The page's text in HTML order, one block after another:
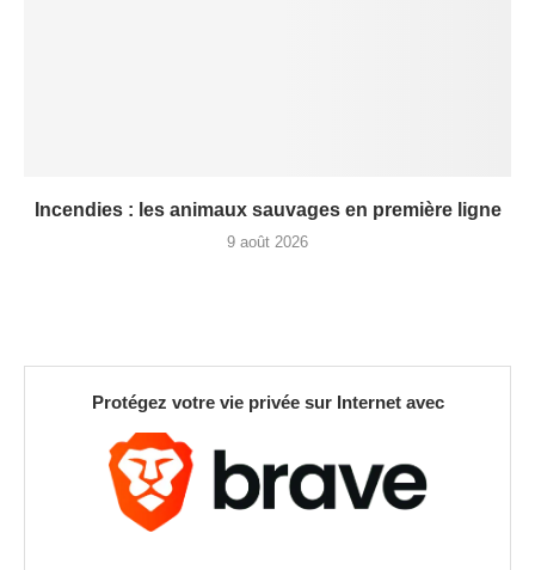
Incendies : les animaux sauvages en première ligne
9 août 2026
Protégez votre vie privée sur Internet avec